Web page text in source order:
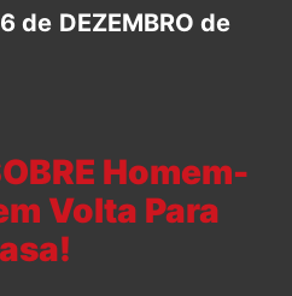
de DEZEMBRO de
Homem-
Volta Para